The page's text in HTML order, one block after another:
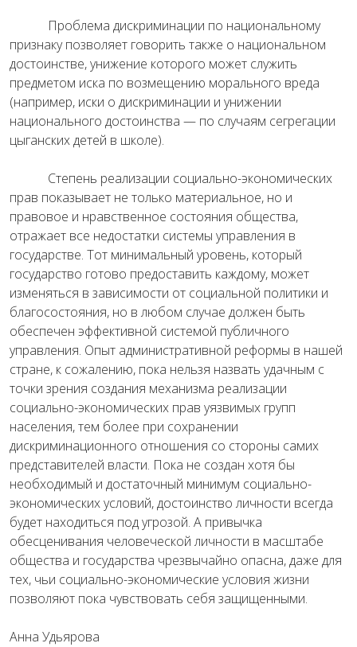
Проблема дискриминации по национальному
признаку позволяет говорить также о национальном
достоинстве, унижение которого может служить
предметом иска по возмещению морального вреда
(например, иски о дискриминации и унижении
национального достоинства — по случаям сегрегации
цыганских детей в школе).
Степень реализации социально-экономических
прав показывает не только материальное, но и
правовое и нравственное состояния общества,
отражает все недостатки системы управления в
государстве. Тот минимальный уровень, который
государство готово предоставить каждому, может
изменяться в зависимости от социальной политики и
благосостояния, но в любом случае должен быть
обеспечен эффективной системой публичного
управления. Опыт административной реформы в нашей
стране, к сожалению, пока нельзя назвать удачным с
точки зрения создания механизма реализации
социально-экономических прав уязвимых групп
населения, тем более при сохранении
дискриминационного отношения со стороны самих
представителей власти. Пока не создан хотя бы
необходимый и достаточный минимум социально-
экономических условий, достоинство личности всегда
будет находиться под угрозой. А привычка
обесценивания человеческой личности в масштабе
общества и государства чрезвычайно опасна, даже для
тех, чьи социально-экономические условия жизни
позволяют пока чувствовать себя защищенными.
Анна Удьярова